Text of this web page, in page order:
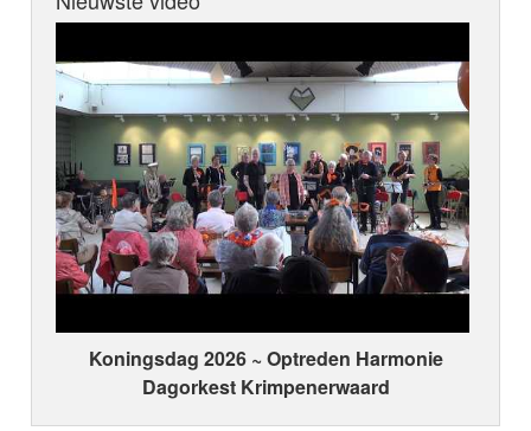
Koningsdag 2026 ~ Optreden Harmonie
Dagorkest Krimpenerwaard